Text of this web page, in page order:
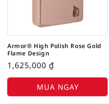
Armor® High Polish Rose Gold
Flame Design
1,625,000 ₫
MUA NGAY